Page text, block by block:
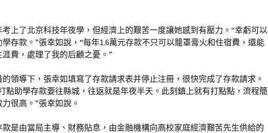
考上了北京科技年夜學，但經濟上的艱苦一度讓她感到有壓力。“幸虧可以
存款。”張幸如說，“每年1.6萬元存款不只可以籠罩膏火和住宿費，還能
費，處理了我的后顧之憂。”
領導下，張幸如填寫了存款請求表并停止注冊，很快完成了存款請求。
點助學存款要往縣城，往返就是年夜半天。此刻鎮上就有打點點，流程簡
很高。”張幸如說。
款是由當局主導、財務貼息，由金融機構向高校家庭經濟艱苦先生供給的